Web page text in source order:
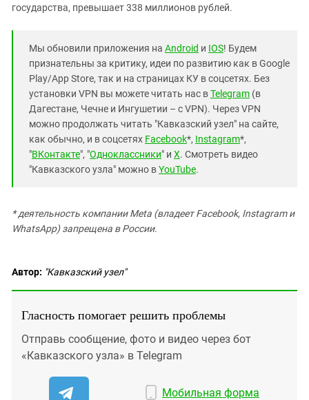
государства, превышает 338 миллионов рублей.
Мы обновили приложения на Android и IOS! Будем
признательны за критику, идеи по развитию как в Google
Play/App Store, так и на страницах КУ в соцсетях. Без
установки VPN вы можете читать нас вTelegram (в
Дагестане, Чечне и Ингушетии – с VPN). Через VPN
можно продолжать читать "Кавказский узел" на сайте,
как обычно, и в соцсетях Facebook*, Instagram*,
"ВКонтакте", "Одноклассники" и X. Смотреть видео
"Кавказского узла" можно вYouTube.
* деятельность компании Meta (владеет Facebook, Instagram и
WhatsApp) запрещена в России.
Автор: "Кавказский узел"
Гласность помогает решить проблемы
Отправь сообщение, фото и видео через бот
«Кавказского узла» в Telegram
Мобильная форма